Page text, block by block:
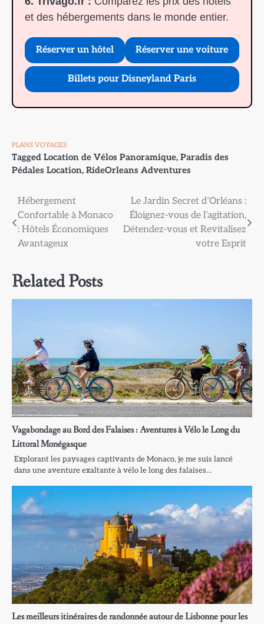
et des hébergements dans le monde entier.
Réserver un hôtel Réserver une voiture
Billets pour Disneyland Paris
PLANS VOYAGES
Tagged Location de Vélos Panoramique, Paradis des
Pédales Location, RideOrleans Adventures
Navigation
de
l’article
Hébergement
Confortable à Monaco
: Hôtels Économiques
Avantageux
Le Jardin Secret d’Orléans :
Éloignez-vous de l’agitation,
Détendez-vous et Revitalisez
votre Esprit
Related Posts
Vagabondage au Bord des Falaises : Aventures à Vélo le Long du
Littoral Monégasque
Explorant les paysages captivants de Monaco, je me suis lancé
dans une aventure exaltante à vélo le long des falaises…
Les meilleurs itinéraires de randonnée autour de Lisbonne pour les